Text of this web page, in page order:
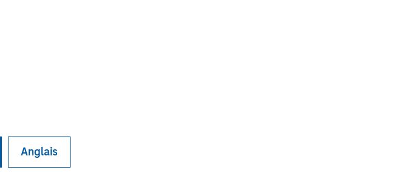
Anglais
(MSTV). Mr. Bertone joined MSTV in 2023. Prior to his
Leveraged Finance Group where he conducted analysis